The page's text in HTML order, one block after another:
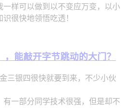
一样可以做到以不变应万变，以小
很快地领悟吃透！
能敲开字节跳动的大门？
三银四很快就要到来，不少小伙
一部分同学技术很强，但是却不